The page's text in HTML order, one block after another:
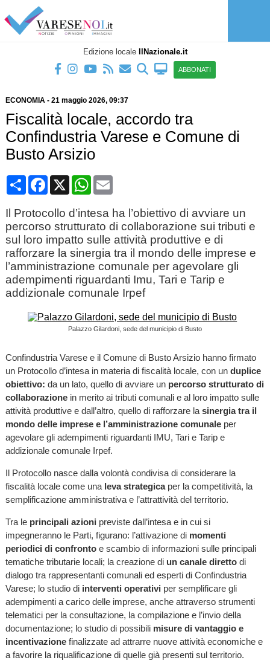
Edizione locale IlNazionale.it
ABBONATI
ECONOMIA- 21 maggio 2026, 09:37
Fiscalità locale, accordo tra
Confindustria Varese e Comune di
Busto Arsizio
CondividiFacebook
X WhatsApp
Email
Il Protocollo d’intesa ha l’obiettivo di avviare un
percorso strutturato di collaborazione sui tributi e
sul loro impatto sulle attività produttive e di
rafforzare la sinergia tra il mondo delle imprese e
l’amministrazione comunale per agevolare gli
adempimenti riguardanti Imu, Tari e Tarip e
addizionale comunale Irpef
Palazzo Gilardoni, sede del municipio di Busto
Confindustria Varese e il Comune di Busto Arsizio hanno firmato
un Protocollo d’intesa in materia di fiscalità locale, con un duplice
obiettivo: da un lato, quello di avviare un percorso strutturato di
collaborazionein merito ai tributi comunali e al loro impatto sulle
attività produttive e dall’altro, quello di rafforzare la sinergia tra il
mondo delle imprese e l’amministrazione comunaleper
agevolare gli adempimenti riguardanti IMU, Tari e Tarip e
addizionale comunale Irpef.
Il Protocollo nasce dalla volontà condivisa di considerare la
fiscalità locale come una leva strategicaper la competitività, la
semplificazione amministrativa e l’attrattività del territorio.
Tra le principali azioni previste dall’intesa e in cui si
impegneranno le Parti, figurano: l’attivazione di momenti
periodici di confrontoe scambio di informazioni sulle principali
tematiche tributarie locali; la creazione di un canale direttodi
dialogo tra rappresentanti comunali ed esperti di Confindustria
Varese; lo studio di interventi operativi per semplificare gli
adempimenti a carico delle imprese, anche attraverso strumenti
telematici per la consultazione, la compilazione e l’invio della
documentazione; lo studio di possibili misure di vantaggio e
incentivazionefinalizzate ad attrarre nuove attività economiche e
a favorire la riqualificazione di quelle già presenti sul territorio.